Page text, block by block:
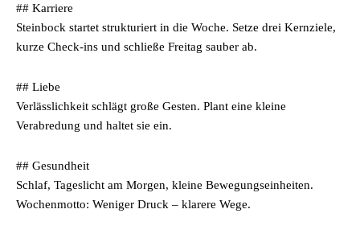
## Karriere
Steinbock startet strukturiert in die Woche. Setze drei Kernziele,
kurze Check-ins und schließe Freitag sauber ab.
## Liebe
Verlässlichkeit schlägt große Gesten. Plant eine kleine
Verabredung und haltet sie ein.
## Gesundheit
Schlaf, Tageslicht am Morgen, kleine Bewegungseinheiten.
Wochenmotto: Weniger Druck – klarere Wege.